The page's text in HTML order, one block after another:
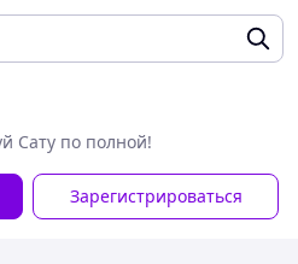
Сату по полной!
Зарегистрироваться